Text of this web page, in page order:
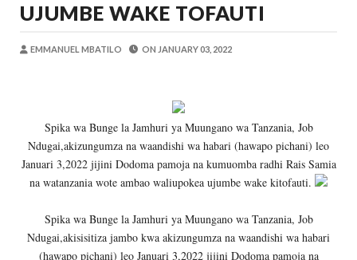
MSUMBA -Aug 07 2026
MSUMBA
WANAFUNZI WA MTEMI MAZENGO
MSUMBA Aug 07 2026
LONDO AITAKA FCC KUWAFIKIA WANANCHI
Alex Sonna- Aug 07 2026
UJUMBE WAKE TOFAUTI
EMMANUEL MBATILO ON JANUARY 03, 2022
Spika wa Bunge la Jamhuri ya Muungano wa Tanzania, Job
Ndugai,akizungumza na waandishi wa habari (hawapo pichani) leo
Januari 3,2022 jijini Dodoma pamoja na kumuomba radhi Rais Samia
na watanzania wote ambao waliupokea ujumbe wake kitofauti.
Spika wa Bunge la Jamhuri ya Muungano wa Tanzania, Job
Ndugai,akisisitiza jambo kwa akizungumza na waandishi wa habari
(hawapo pichani) leo Januari 3,2022 jijini Dodoma pamoja na